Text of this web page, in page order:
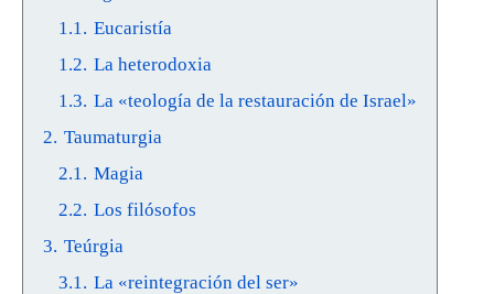
1.1. Eucaristía
1.2. La heterodoxia
1.3. La «teología de la restauración de Israel»
2. Taumaturgia
2.1. Magia
2.2. Los filósofos
3. Teúrgia
3.1. La «reintegración del ser»